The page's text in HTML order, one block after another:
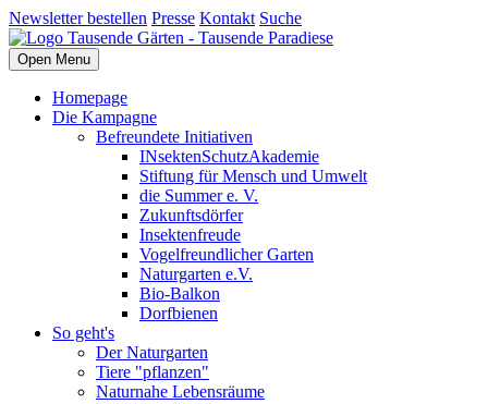
Newsletter bestellen Presse Kontakt Suche
Open Menu
Homepage
Die Kampagne
Befreundete Initiativen
INsektenSchutzAkademie
Stiftung für Mensch und Umwelt
die Summer e. V.
Zukunftsdörfer
Insektenfreude
Vogelfreundlicher Garten
Naturgarten e.V.
Bio-Balkon
Dorfbienen
So geht's
Der Naturgarten
Tiere "pflanzen"
Naturnahe Lebensräume